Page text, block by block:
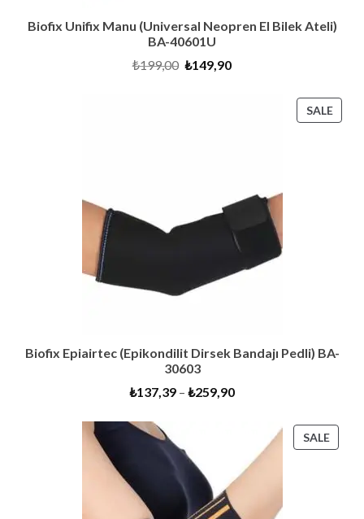
Biofix Unifix Manu (Universal Neopren El Bilek Ateli)
BA-40601U
₺199,00 Original
₺149,90Current
SALE
ON
Biofix Epiairtec (Epikondilit Dirsek Bandajı Pedli) BA-
30603
₺137,39 – ₺259,90
SALE
ON